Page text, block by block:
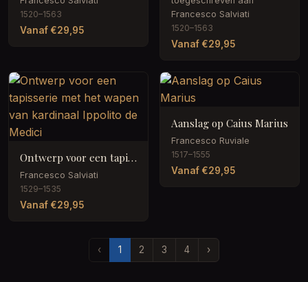
1520–1563
Vanaf €29,95
Francesco Salviati
1520–1563
Vanaf €29,95
Ontwerp voor een tapisserie met het wapen van kardinaal Ippolito de Medici
Francesco Salviati
1529–1535
Vanaf €29,95
Aanslag op Caius Marius
Francesco Ruviale
1517–1555
Vanaf €29,95
‹ 1 2 3 4 ›